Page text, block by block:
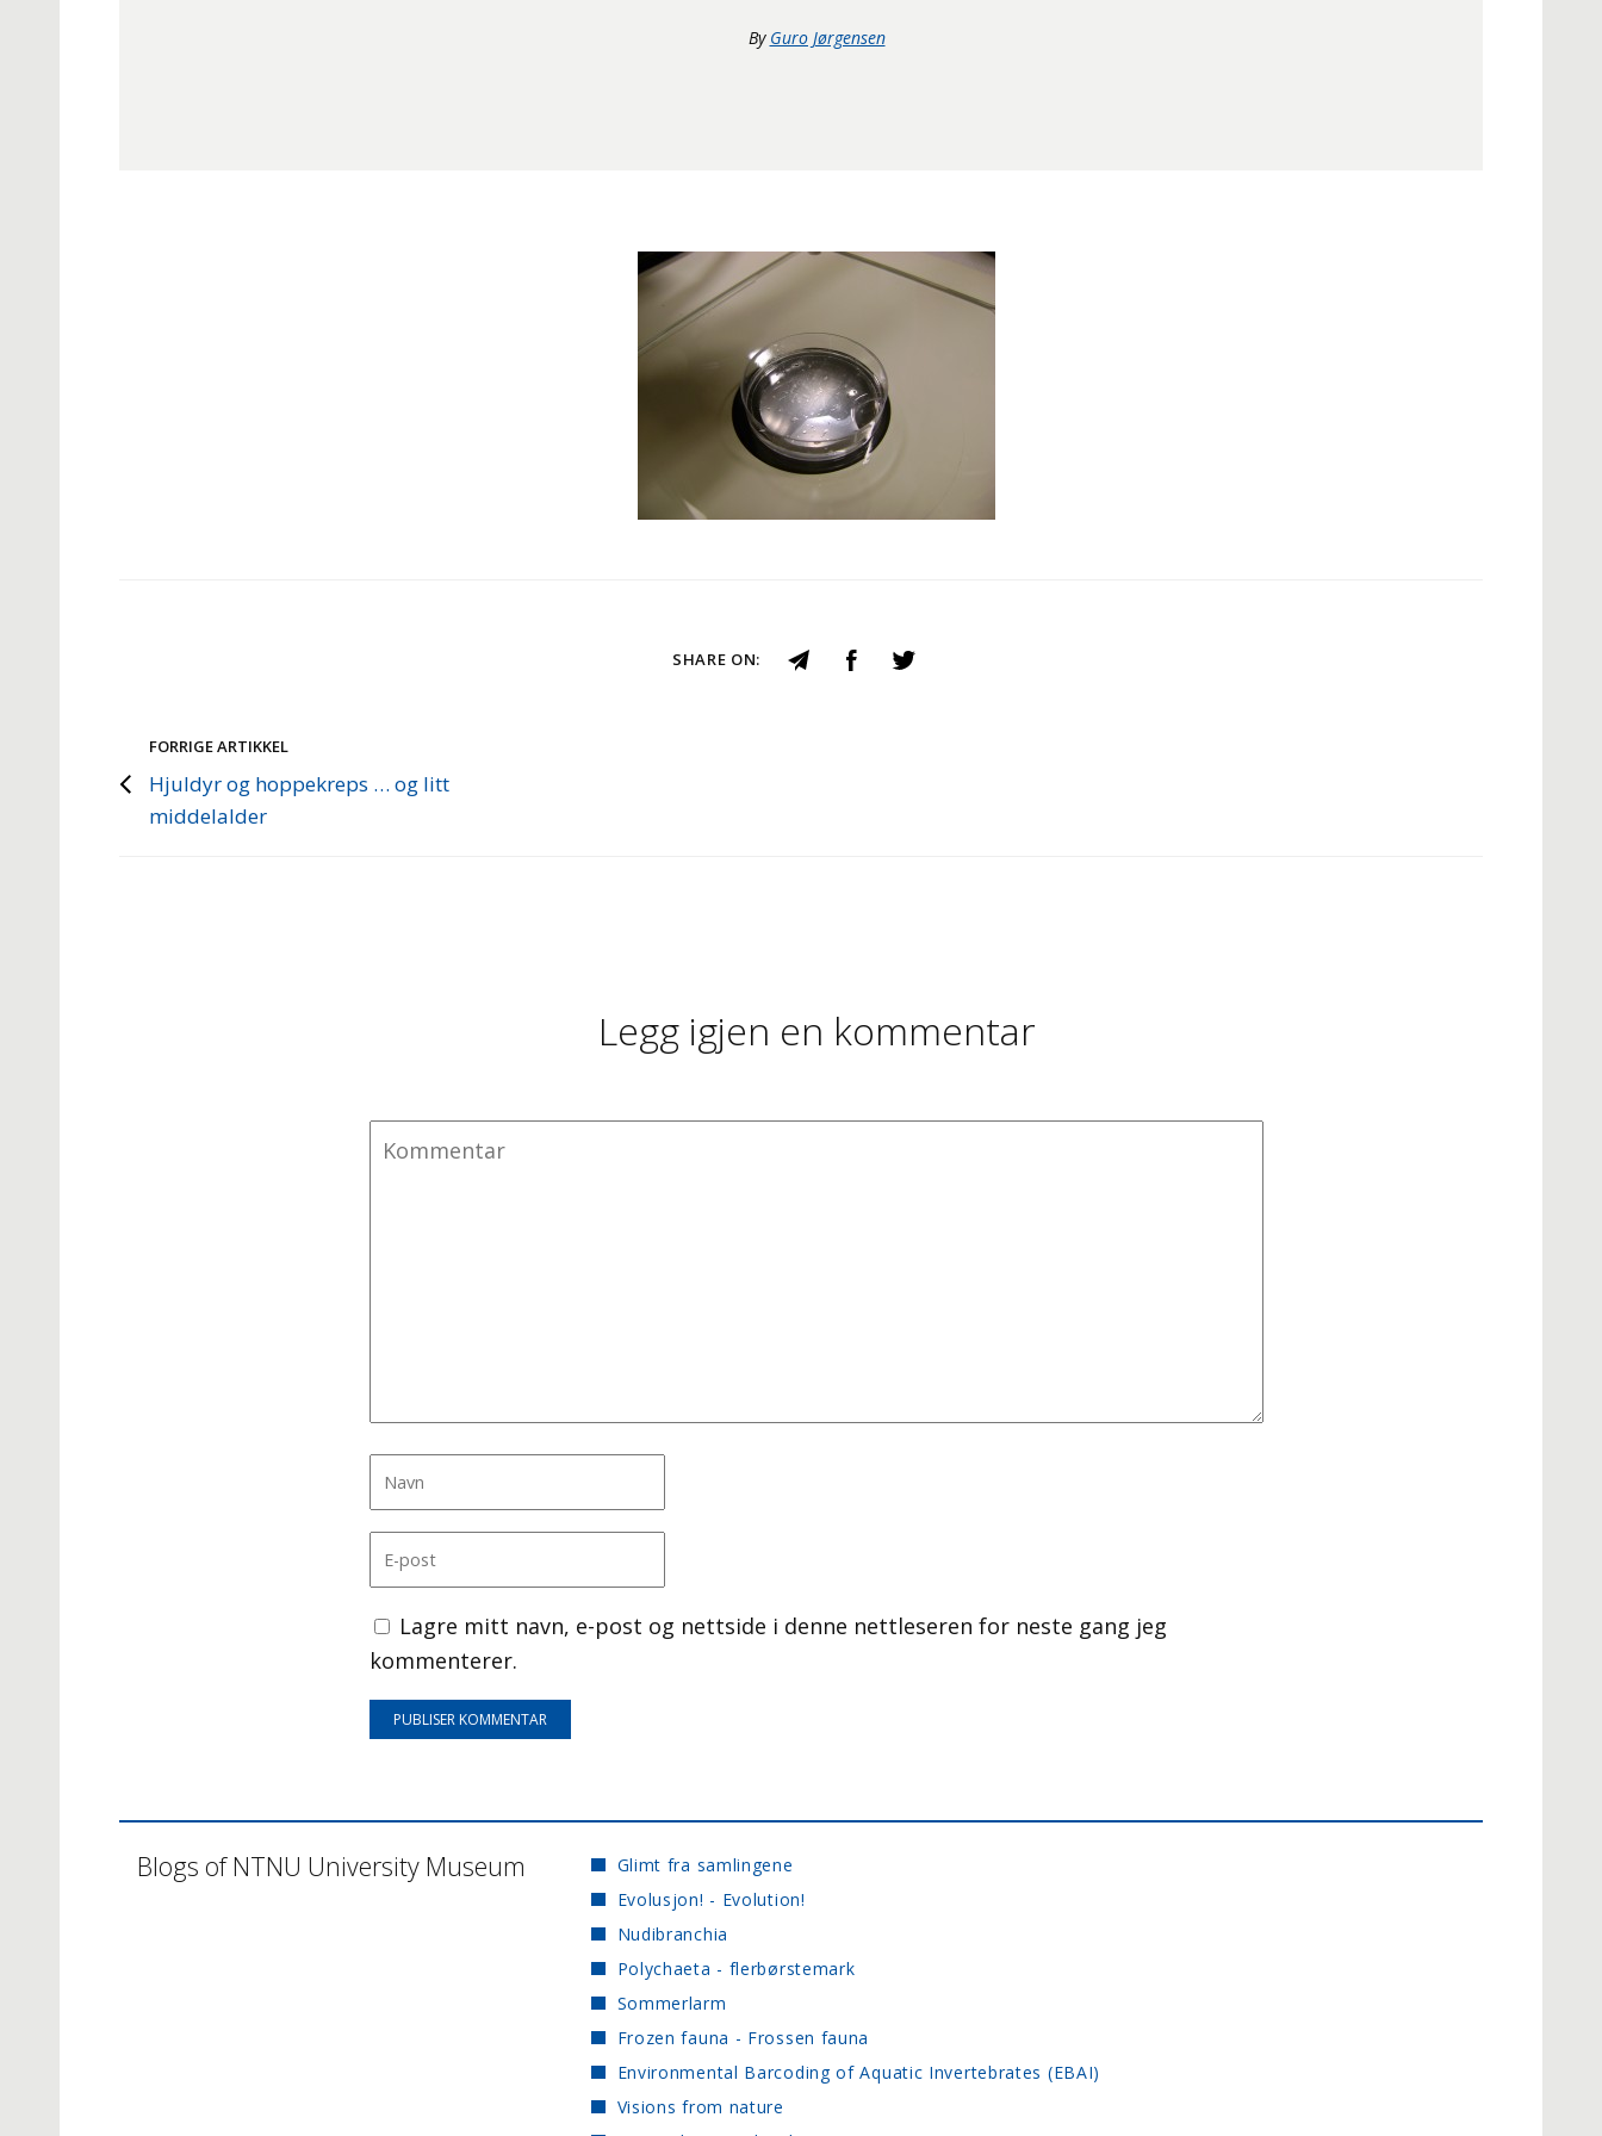
By Guro Jørgensen
SHARE ON:
FORRIGE ARTIKKEL
Hjuldyr og hoppekreps … og litt
middelalder
Legg igjen en kommentar
Lagre mitt navn, e-post og nettside i denne nettleseren for neste gang jeg
kommenterer.
Blogs of NTNU University Museum
Glimt fra samlingene
Evolusjon! - Evolution!
Nudibranchia
Polychaeta - flerbørstemark
Sommerlarm
Frozen fauna - Frossen fauna
Environmental Barcoding of Aquatic Invertebrates (EBAI)
Visions from nature